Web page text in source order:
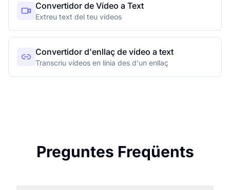
Convertidor de Vídeo a Text
Extreu text del teu vídeos
Convertidor d'enllaç de vídeo a text
Transcriu vídeos en línia des d'un enllaç
Preguntes Freqüents